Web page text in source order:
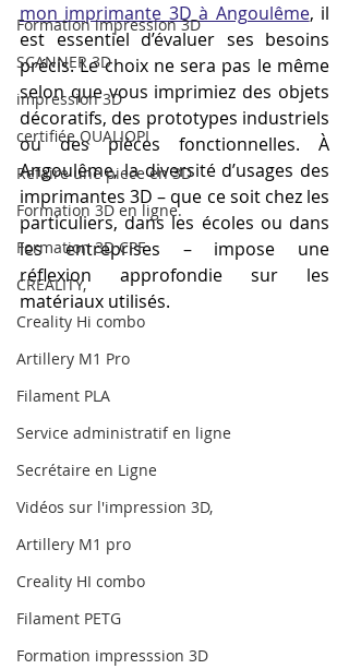
Formation impression 3D
SCANNER 3D
impression 3D
certifiée QUALIOPI
Refaire une piece en 3D
Formation 3D en ligne.
Formation 3D CPF
CREALITY,
Creality Hi combo
Artillery M1 Pro
Filament PLA
Service administratif en ligne
Secrétaire en Ligne
Vidéos sur l'impression 3D,
Artillery M1 pro
Creality HI combo
Filament PETG
Formation impresssion 3D
mon imprimante 3D à Angoulême, il
est essentiel d’évaluer ses besoins
précis. Le choix ne sera pas le même
selon que vous imprimiez des objets
décoratifs, des prototypes industriels
ou des pièces fonctionnelles. À
Angoulême, la diversité d’usages des
imprimantes 3D – que ce soit chez les
particuliers, dans les écoles ou dans
les entreprises – impose une
réflexion approfondie sur les
matériaux utilisés.